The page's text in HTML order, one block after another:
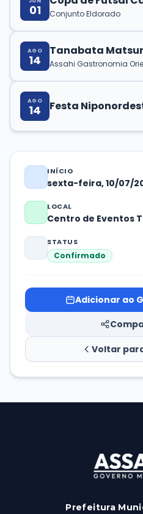
Contraste A- A+
CLIMA AGORA
Chuva
24°C
01
Menores
Conjunto Eldorado
AGO
14
Tanabata
Assahi Gastronomia
AGO
14 Festa
INÍCIO
sexta-feira, 10/07/
LOCAL
Centro de Eventos
STATUS
Confirmado
Adicionar ao
Voltar
Prefeitura